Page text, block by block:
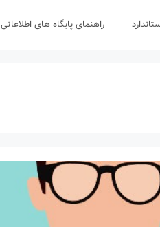
راهنمای پایگاه های اطلاعاتی